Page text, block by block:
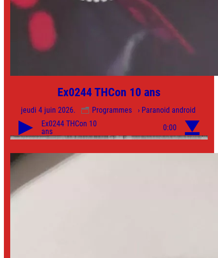
Ex0244 THCon 10 ans
jeudi 4 juin 2026. Programmes › Paranoid android